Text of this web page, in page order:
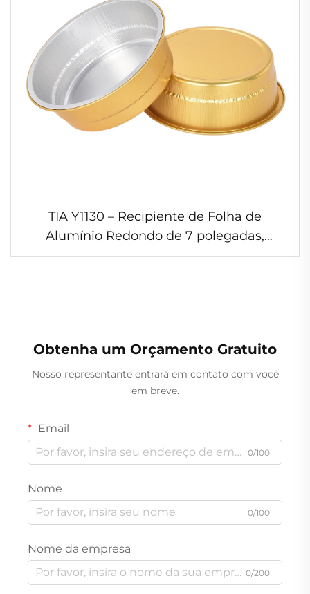
TIA Y1130 – Recipiente de Folha de
Alumínio Redondo de 7 polegadas,
Resistente a Rugas, Empilhável, Bandeja
Obtenha um Orçamento Gratuito
Nosso representante entrará em contato com você
em breve.
Email
0/100
Nome
0/100
Nome da empresa
0/200